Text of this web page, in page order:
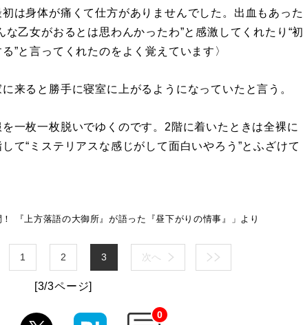
は身体が痛くて仕方がありませんでした。出血もあった
乙女がおるとは思わんかったわ”と感激してくれたり“初
”と言ってくれたのをよく覚えています〉
来ると勝手に寝室に上がるようになっていたと言う。
一枚一枚脱いでゆくのです。2階に着いたときは全裸に
て“ミステリアスな感じがして面白いやろう”とふざけて
『上方落語の大御所』が語った『昼下がりの情事』」より
1 2 3 次へ
[3/3ページ]
0